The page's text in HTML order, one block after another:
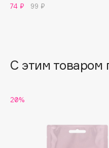
Basicare
Beautyblades
НОВИНКА
74 ₽
99 ₽
С этим товаром
20%